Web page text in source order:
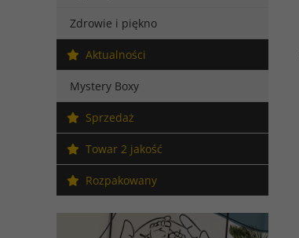
Zdrowie i piękno
Aktualności
Mystery Boxy
Sprzedaż
Towar 2 jakość
Rozpakowany